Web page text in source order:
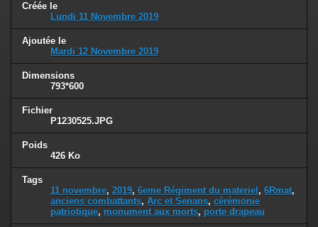
Créée le
Lundi 11 Novembre 2019
Ajoutée le
Mardi 12 Novembre 2019
Dimensions
793*600
Fichier
P1230525.JPG
Poids
426 Ko
Tags
11 novembre, 2019, 6eme Régiment du materiel, 6Rmat,
anciens combattants, Arc et Senans, cérémonie
patriotique, monument aux morts, porte drapeau